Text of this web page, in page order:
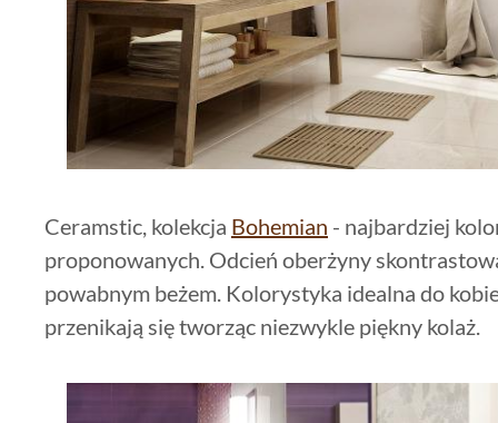
Ceramstic, kolekcja Bohemian - najbardziej
proponowanych. Odcień oberżyny
powabnym beżem. Kolorystyka idealna do
przenikają się tworząc niezwykle piękny kolaż.